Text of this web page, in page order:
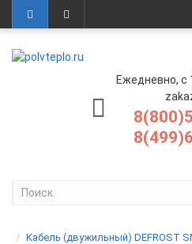
Ежедневно, с
Кабель (двужильный) DEFROST